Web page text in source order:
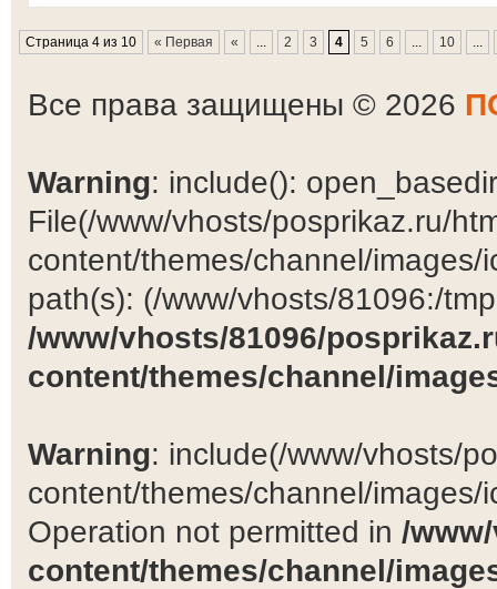
Страница 4 из 10 « Первая « ... 2 3 4 5 6 ... 10 ...
Все права защищены © 2026
Warning: include():
File(/www/vhosts/posprikaz.ru/
content/themes/channel/
path(s): (/www/vhosts/81096:/
/www/vhosts/81096/
content/themes/channel/
Warning: include(/www/vhosts/
content/themes/channel/
Operation not permitted in /
content/themes/channel/